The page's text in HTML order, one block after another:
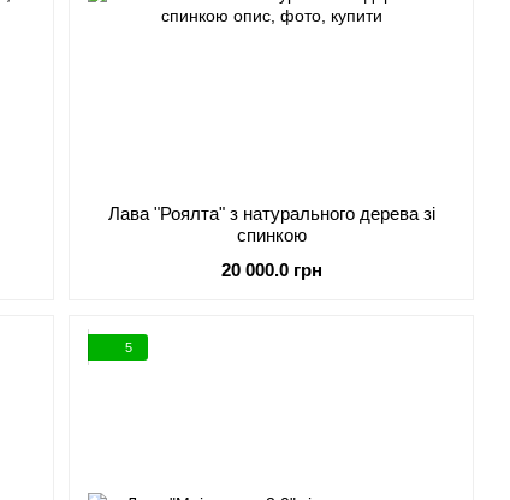
Лава "Роялта" з натурального дерева зі
спинкою
20 000.0 грн
5